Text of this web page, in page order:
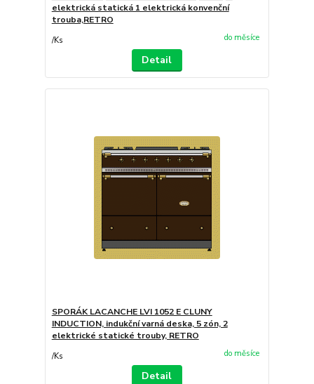
elektrická statická 1 elektrická konvenční
trouba,RETRO
/Ks do měsíce
Detail
SPORÁK LACANCHE LVI 1052 E CLUNY
INDUCTION, indukční varná deska, 5 zón, 2
elektrické statické trouby, RETRO
/Ks do měsíce
Detail